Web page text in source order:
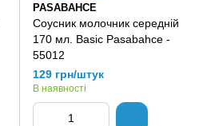
PASABAHCE
Соусник молочник середній
170 мл. Basic Pasabahce -
55012
129 грн/штук
В наявності